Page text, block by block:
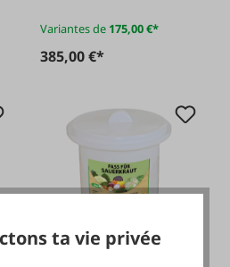
Variantes de 175,00 €*
385,00 €*
ta vie privée